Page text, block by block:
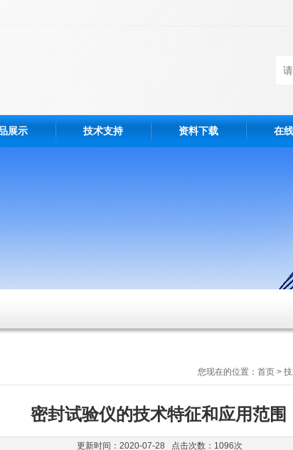
展示 技术支持 资料下载 在
您现在的位置： 首页 >
密封试验仪的技术特征和应用范围
更新时间：2020-07-28 点击次数：1096次